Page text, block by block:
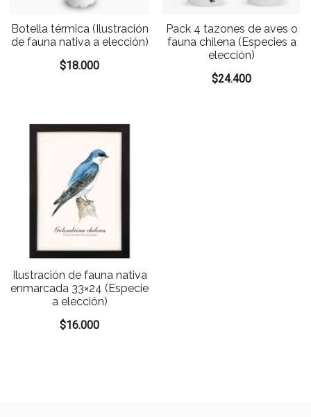
Botella térmica (Ilustración
de fauna nativa a elección)
$18.000
Pack 4 tazones de aves o
fauna chilena (Especies a
elección)
$24.400
Ilustración de fauna nativa
enmarcada 33×24 (Especie
a elección)
$16.000